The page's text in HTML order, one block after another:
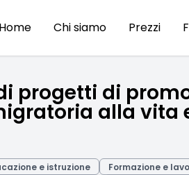
Home Chi siamo Prezzi
progetti di
alla vita
e istruzione Formazione e